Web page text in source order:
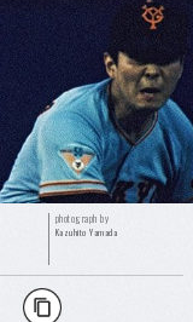
photograph by
Kazuhito Yamada